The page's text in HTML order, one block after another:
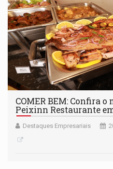
COMER BEM: Confira
Peixinn Restaurante
Destaques Empresariais